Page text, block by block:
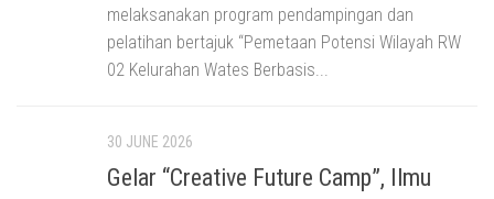
melaksanakan program pendampingan dan
pelatihan bertajuk “Pemetaan Potensi Wilayah RW
02 Kelurahan Wates Berbasis...
30 JUNE 2026
Gelar “Creative Future Camp”, Ilmu